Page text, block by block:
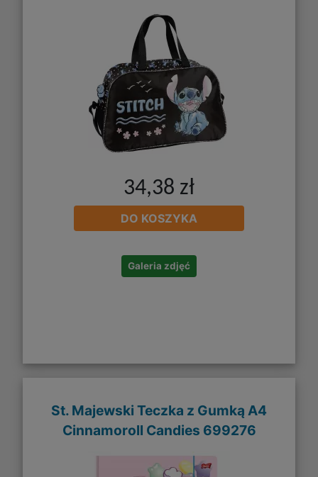
34,38 zł
DO KOSZYKA
Galeria zdjęć
St. Majewski Teczka z Gumką A4
Cinnamoroll Candies 699276